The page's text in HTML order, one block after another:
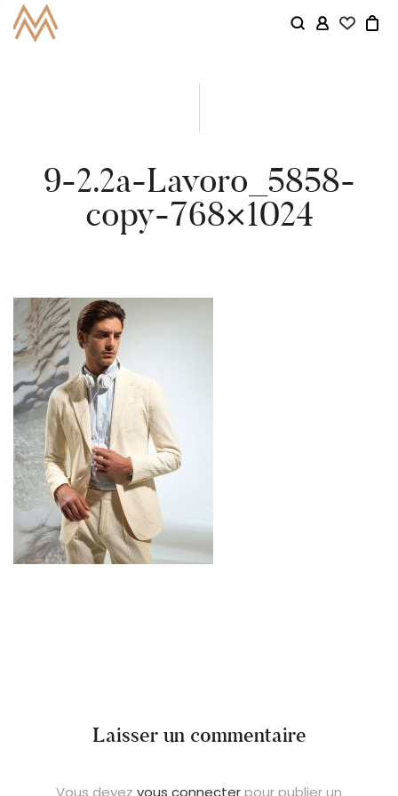
9-2.2a-Lavoro_5858-
copy-768×1024
Laisser un commentaire
Vous devez vous connecterpour publier un